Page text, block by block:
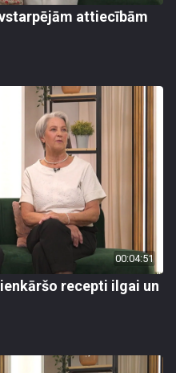
attiecībām
00:04:51
recepti ilgai un